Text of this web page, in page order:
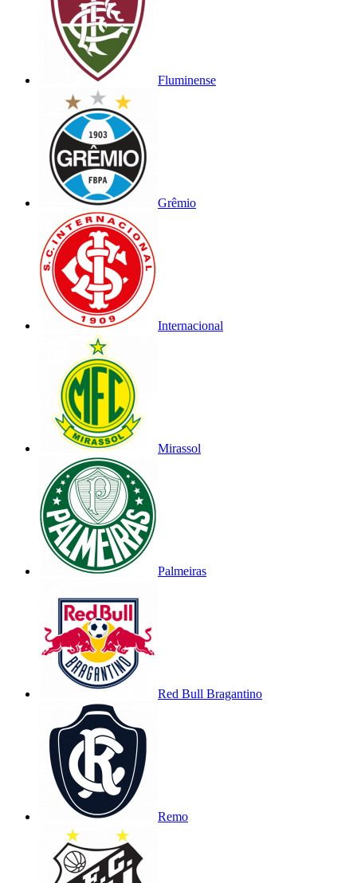
Fluminense
Grêmio
Internacional
Mirassol
Palmeiras
Red Bull Bragantino
Remo